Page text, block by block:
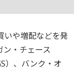
いや増配などを発
ン・チェース
）、バンク・オ